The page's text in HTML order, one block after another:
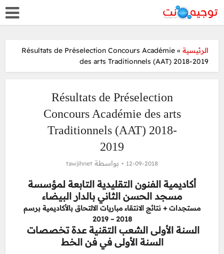
الرئيسية »
Résultats de Préselection Concours Académie
des arts Traditionnels (AAT) 2018-2019
Résultats de Préselection
Concours Académie des arts
Traditionnels (AAT) 2018-
2019
12-09-2018 بواسطة tawjihnet
أكاديمية الفنون التقليدية التابعة لمؤسسة
مسجد الحسن الثاني بالدار البيضاء
مستجدات + نتائج الانتقاء مباريات الالتحاق بالأكاديمية برسم
2018 – 2019
السنة الأولى الشعب التقنية عدة تخصصات
السنة الأولى في فن الخط